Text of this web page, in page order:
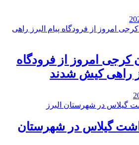
کرجی امروز از فرودگاه
راهی کیش شدند
گیلاس در شهرستان